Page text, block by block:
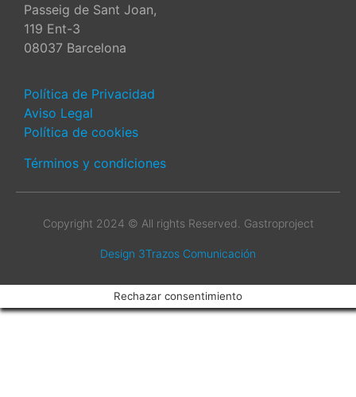
Passeig de Sant Joan,
119 Ent-3
08037 Barcelona
Política de Privacidad
Aviso Legal
Política de cookies
Términos y condiciones
Copyright 2024 © All rights Reserved. Gastroproject
Design 3Trazos Comunicación
Rechazar consentimiento